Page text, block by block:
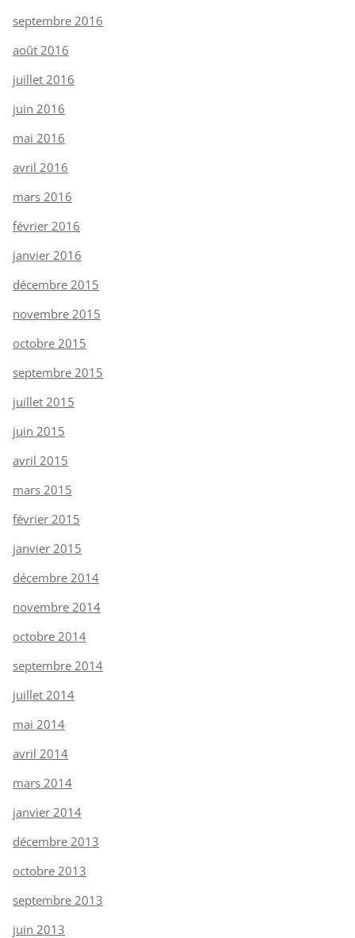
septembre 2016
août 2016
juillet 2016
juin 2016
mai 2016
avril 2016
mars 2016
février 2016
janvier 2016
décembre 2015
novembre 2015
octobre 2015
septembre 2015
juillet 2015
juin 2015
avril 2015
mars 2015
février 2015
janvier 2015
décembre 2014
novembre 2014
octobre 2014
septembre 2014
juillet 2014
mai 2014
avril 2014
mars 2014
janvier 2014
décembre 2013
octobre 2013
septembre 2013
juin 2013